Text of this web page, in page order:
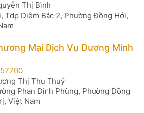
Thị Bình
Tdp Diêm Bắc 2, Phường Đồng Hới,
Mại Dịch Vụ Dương Minh
Thị Thu Thuỷ
Phan Đình Phùng, Phường Đồng
Việt Nam